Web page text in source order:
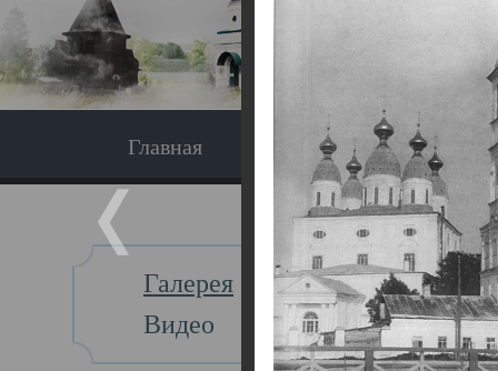
Главная Экскурсия
Галерея
Видео
Главная